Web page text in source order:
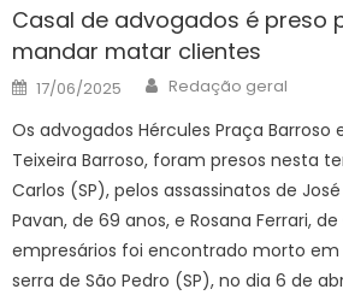
Casal de advogados é preso
mandar matar clientes
Posted
on
17/06/2025 Author
Redação geral
Os advogados Hércules Praça Barroso
Teixeira Barroso, foram presos nesta
Carlos (SP), pelos assassinatos de
Pavan, de 69 anos, e Rosana Ferrari, de
empresários foi encontrado morto
serra de São Pedro (SP), no dia 6 de